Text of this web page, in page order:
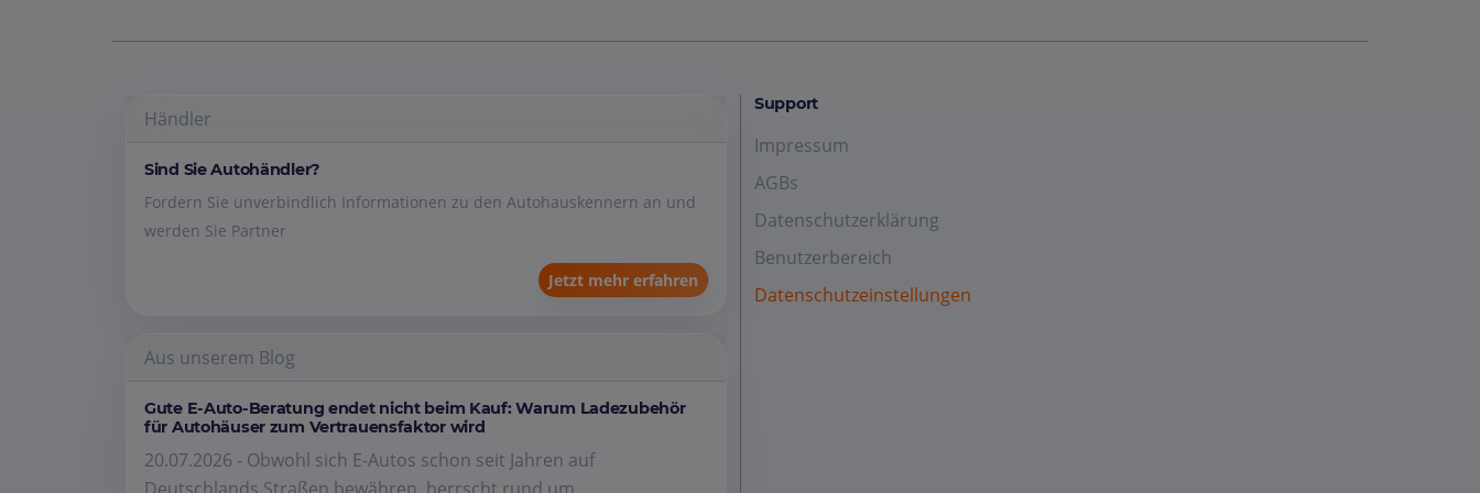
Händler
Sind Sie Autohändler?
Fordern Sie unverbindlich Informationen zu den Autohauskennern an und
werden Sie Partner
Jetzt mehr erfahren
Aus unserem Blog
Gute E-Auto-Beratung endet nicht beim Kauf: Warum Ladezubehör
für Autohäuser zum Vertrauensfaktor wird
20.07.2026 - Obwohl sich E-Autos schon seit Jahren auf
Support
Impressum
AGBs
Datenschutzerklärung
Benutzerbereich
Datenschutzeinstellungen